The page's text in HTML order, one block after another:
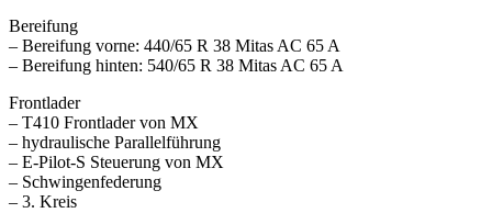
Bereifung
– Bereifung vorne: 440/65 R 38 Mitas AC 65 A
– Bereifung hinten: 540/65 R 38 Mitas AC 65 A
Frontlader
– T410 Frontlader von MX
– hydraulische Parallelführung
– E-Pilot-S Steuerung von MX
– Schwingenfederung
– 3. Kreis